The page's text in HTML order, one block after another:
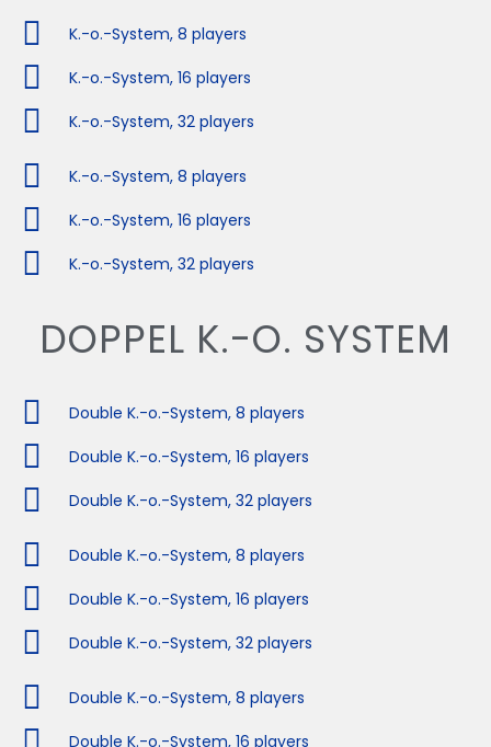
K.-o.-System, 8 players
K.-o.-System, 16 players
K.-o.-System, 32 players
K.-o.-System, 8 players
K.-o.-System, 16 players
K.-o.-System, 32 players
DOPPEL K.-O. SYSTEM
Double K.-o.-System, 8 players
Double K.-o.-System, 16 players
Double K.-o.-System, 32 players
Double K.-o.-System, 8 players
Double K.-o.-System, 16 players
Double K.-o.-System, 32 players
Double K.-o.-System, 8 players
Double K.-o.-System, 16 players